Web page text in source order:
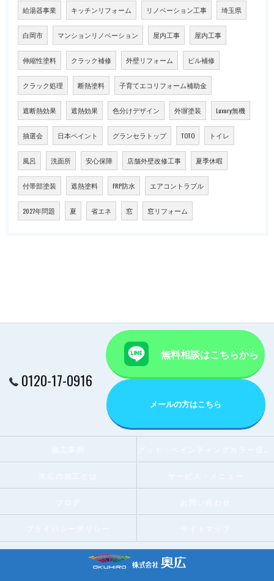
給湯器事業 キッチンリフォーム リノベーション工事 埼玉県
白岡市 マンションリノベーション 屋内工事 屋内工事
伸縮性塗料 クラック補修 外壁リフォーム ビル補修
クラック処理 断熱塗料 子育てエコリフォーム補助金
遮断熱効果 遮熱効果 色分けデザイン 外塀塗装 Luxury無機
抽選会 日本ペイント グランセラトップ TOTO トイレ
風呂 洗面所 安心保障 店舗外壁改修工事 夏季休暇
付帯部塗装 遮熱塗料 FRP防水 エアコントラブル
2027年問題 夏 省エネ 窓 窓リフォーム
0120-17-0916
無料相談はこちらから
メールの方はこちら